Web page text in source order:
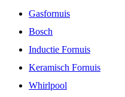
Gasfornuis
Bosch
Inductie Fornuis
Keramisch Fornuis
Whirlpool